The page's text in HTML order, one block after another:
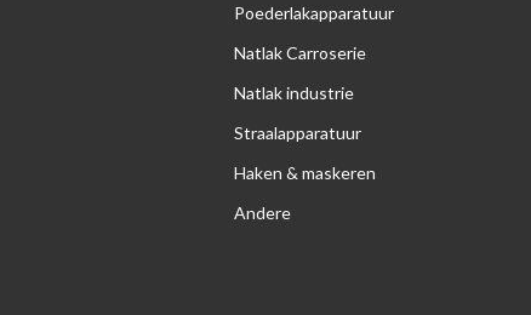
Poederlakapparatuur
Natlak Carroserie
Natlak industrie
Straalapparatuur
Haken & maskeren
Andere